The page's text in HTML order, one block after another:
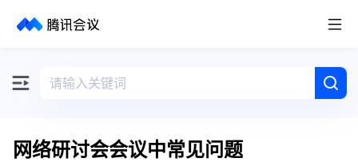
取消
网络研讨会会议中常见问题